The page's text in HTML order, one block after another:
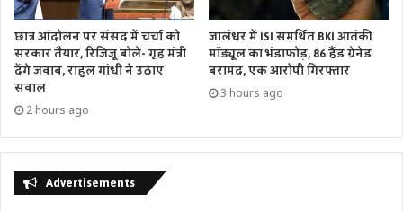
छात्र आंदोलन पर संसद में चर्चा को
सरकार तैयार, रिजिजू बोले- गृह मंत्री
देंगे जवाब, राहुल गांधी ने उठाए
सवाल
2 hours ago
जालंधर में ISI समर्थित BKI आतंकी
मॉड्यूल का भंडाफोड़, 86 हैंड ग्रेनेड
बरामद, एक आरोपी गिरफ्तार
3 hours ago
Advertisements